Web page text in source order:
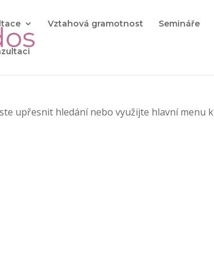
Vztahová gramotnost Semináře
upřesnit hledání nebo využijte hlavní menu k